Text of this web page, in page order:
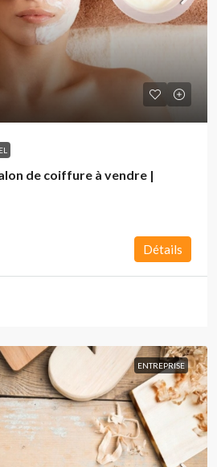
de coiffure à vendre |
Détails
ENTREPRISE